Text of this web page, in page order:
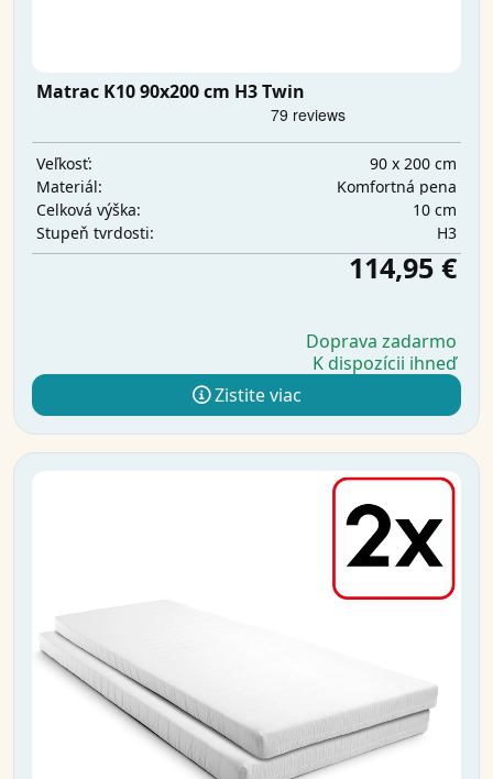
Matrac K10 90x200 cm H3 Twin
Veľkosť:
90 x 200 cm
Materiál:
Komfortná pena
Celková výška:
10 cm
Stupeň tvrdosti:
H3
114,95 €
Doprava zadarmo
K dispozícii ihneď
Zistite viac